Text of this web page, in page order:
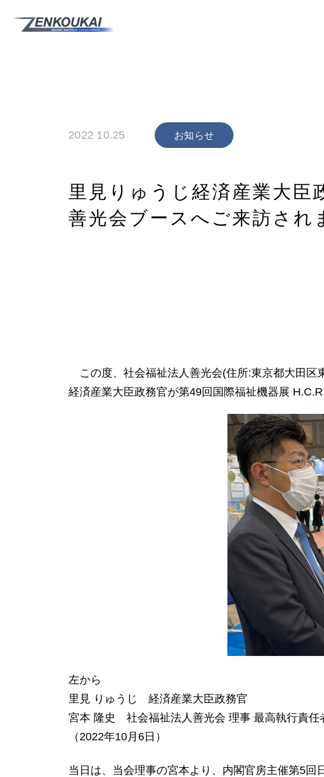
2022 10.25 お知らせ
里見りゅうじ経済産業大
善光会ブースへご来訪され
この度、社会福祉法人善光会(住所:東京都大田区
経済産業大臣政務官が第49回国際福祉機器展
左から
里見 りゅうじ 経済産業大臣政務官
宮本 隆史 社会福祉法人善光会 理事 最高執行責任
（2022年10月6日）
当日は、当会理事の宮本より、内閣官房主催第5回